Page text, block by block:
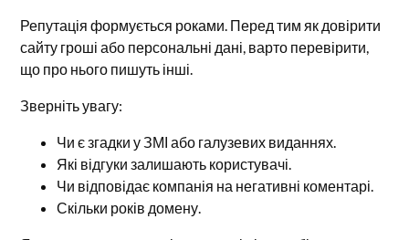
Репутація формується роками. Перед тим як довірити
сайту гроші або персональні дані, варто перевірити,
що про нього пишуть інші.
Зверніть увагу:
Чи є згадки у ЗМІ або галузевих виданнях.
Які відгуки залишають користувачі.
Чи відповідає компанія на негативні коментарі.
Скільки років домену.